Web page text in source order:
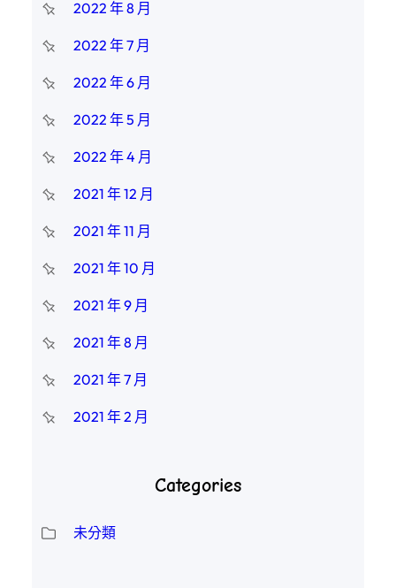
2022 年 8 月
2022 年 7 月
2022 年 6 月
2022 年 5 月
2022 年 4 月
2021 年 12 月
2021 年 11 月
2021 年 10 月
2021 年 9 月
2021 年 8 月
2021 年 7 月
2021 年 2 月
Categories
未分類